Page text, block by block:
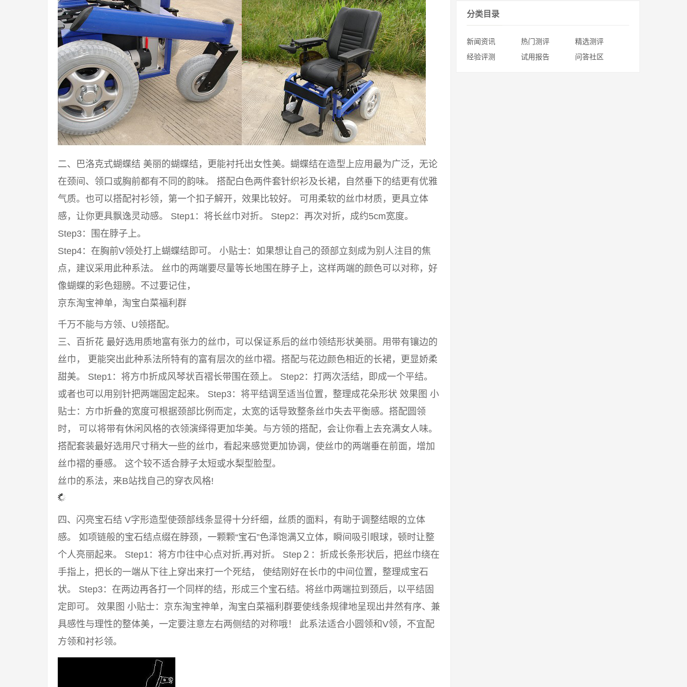
二、巴洛克式蝴蝶结 美丽的蝴蝶结，更能衬托出女性美。蝴蝶结在造型上应用最为广泛，无论
在颈间、领口或胸前都有不同的韵味。 搭配白色两件套针织衫及长裙，自然垂下的结更有优雅
气质。也可以搭配衬衫领，第一个扣子解开，效果比较好。 可用柔软的丝巾材质，更具立体
感，让你更具飘逸灵动感。 Step1：将长丝巾对折。 Step2：再次对折，成约5cm宽度。
Step3：围在脖子上。
Step4：在胸前V领处打上蝴蝶结即可。 小贴士：如果想让自己的颈部立刻成为别人注目的焦
点，建议采用此种系法。 丝巾的两端要尽量等长地围在脖子上，这样两端的颜色可以对称，好
像蝴蝶的彩色翅膀。不过要记住，
京东淘宝神单，淘宝白菜福利群
千万不能与方领、U领搭配。
三、百折花 最好选用质地富有张力的丝巾，可以保证系后的丝巾领结形状美丽。用带有镶边的
丝巾， 更能突出此种系法所特有的富有层次的丝巾褶。搭配与花边颜色相近的长裙，更显娇柔
甜美。 Step1：将方巾折成风琴状百褶长带围在颈上。 Step2：打两次活结，即成一个平结。
或者也可以用别针把两端固定起来。 Step3：将平结调至适当位置，整理成花朵形状 效果图 小
贴士：方巾折叠的宽度可根据颈部比例而定，太宽的话导致整条丝巾失去平衡感。搭配圆领
时， 可以将带有休闲风格的衣领演绎得更加华美。与方领的搭配，会让你看上去充满女人味。
搭配套装最好选用尺寸稍大一些的丝巾，看起来感觉更加协调，使丝巾的两端垂在前面，增加
丝巾褶的垂感。 这个较不适合脖子太短或水梨型脸型。
丝巾的系法，来B站找自己的穿衣风格!
四、闪亮宝石结 V字形造型使颈部线条显得十分纤细，丝质的面料，有助于调整结眼的立体
感。 如项链般的宝石结点缀在脖颈，一颗颗“宝石”色泽饱满又立体，瞬间吸引眼球，顿时让整
个人亮丽起来。 Step1：将方巾往中心点对折,再对折。 Step２：折成长条形状后，把丝巾绕在
手指上，把长的一端从下往上穿出来打一个死结， 使结刚好在长巾的中间位置，整理成宝石
状。 Step3：在两边再各打一个同样的结，形成三个宝石结。将丝巾两端拉到颈后，以平结固
定即可。 效果图 小贴士：京东淘宝神单，淘宝白菜福利群要使线条规律地呈现出井然有序、兼
具感性与理性的整体美，一定要注意左右两侧结的对称哦！ 此系法适合小圆领和V领，不宜配
方领和衬衫领。
分类目录
新闻资讯 热门测评
精选测评
经验评测
试用报告 问答社区